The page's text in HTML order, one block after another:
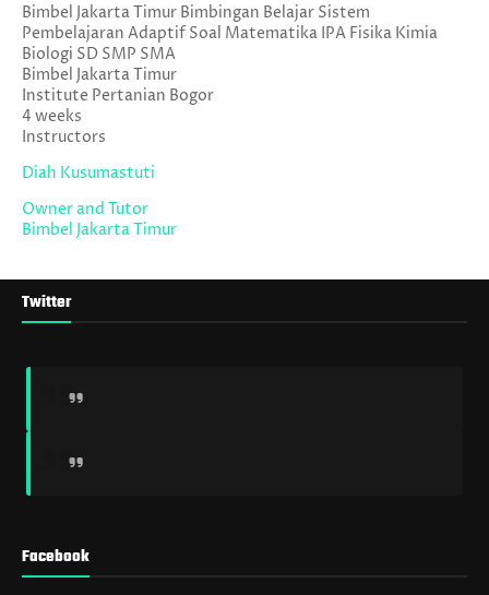
Bimbel Jakarta Timur Bimbingan Belajar Sistem
Pembelajaran Adaptif Soal Matematika IPA Fisika Kimia
Biologi SD SMP SMA
Bimbel Jakarta Timur
Institute Pertanian Bogor
4 weeks
Instructors
Diah Kusumastuti
Owner and Tutor
Bimbel Jakarta Timur
Twitter
Facebook